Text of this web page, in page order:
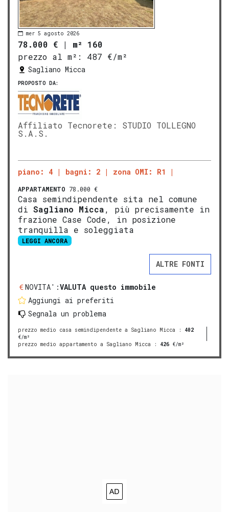
mer 5 agosto 2026
78.000 € | m² 160
prezzo al m²:
487 €/m²
Sagliano Micca
PROPOSTO DA:
Affiliato Tecnorete: STUDIO TOLLEGNO
S.A.S.
piano: 4 bagni: 2 zona OMI: R1
APPARTAMENTO 78.000 €
Casa semindipendente sita nel comune
di Sagliano Micca, più precisamente in
frazione Case Code, in posizione
tranquilla e soleggiata
LEGGI ANCORA
ALTRE FONTI
NOVITA':VALUTA questo immobile
Aggiungi ai preferiti
Segnala un problema
prezzo medio casa semindipendente a Sagliano Micca : 402
€/m²
prezzo medio appartamento a Sagliano Micca : 426 €/m²